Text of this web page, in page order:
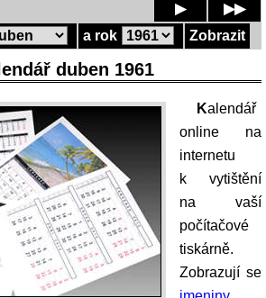
a rok Zobrazit
▶ ▶▶
duben 1961
Kalendář
online na
internetu
k vytištění
na vaší
počítačové
tiskárně.
Zobrazují se